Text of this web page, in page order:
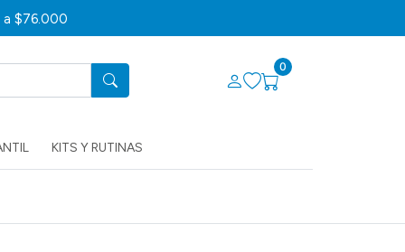
a $76.000
0
KITS Y RUTINAS